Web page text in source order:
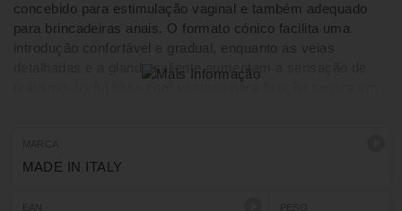
concebido para estimulação vaginal e também adequado
para brincadeiras anais. O formato cónico facilita uma
introdução confortável e gradual, enquanto as veias
detalhadas e a glande saliente aumentam a sensação de
realismo. Inclui base com ventosa para fixação segura em
MADE IN ITALY